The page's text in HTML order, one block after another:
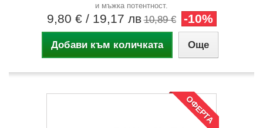
и мъжка потентност.
9,80 € / 19,17 лв 10,89 € -10%
Добави към количката Още
ОФЕРТА